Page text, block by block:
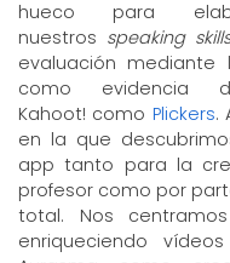
hueco para
nuestros speaking skills
evaluación
como evidencia
Kahoot! como Plickers.
en la que
app tanto para la
profesor como por
total. Nos
enriqueciendo